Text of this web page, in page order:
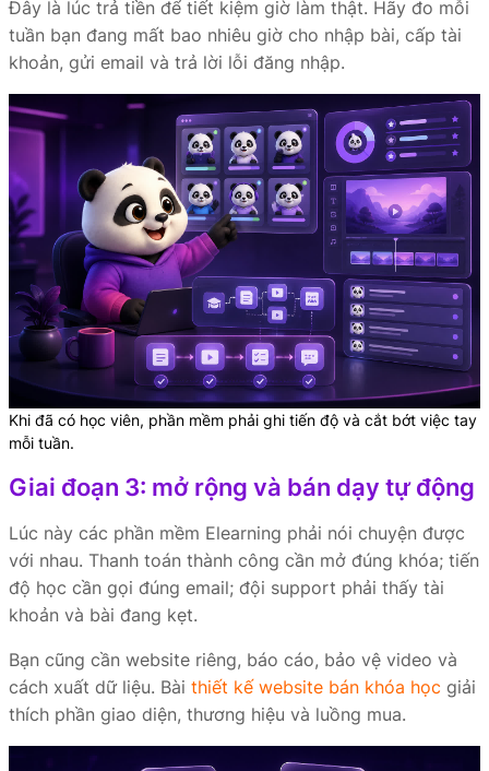
Đây là lúc trả tiền để tiết kiệm giờ làm thật. Hãy đo mỗi
tuần bạn đang mất bao nhiêu giờ cho nhập bài, cấp tài
khoản, gửi email và trả lời lỗi đăng nhập.
Khi đã có học viên, phần mềm phải ghi tiến độ và cắt bớt việc tay
mỗi tuần.
Giai đoạn 3: mở rộng và bán dạy tự động
Lúc này các phần mềm Elearning phải nói chuyện được
với nhau. Thanh toán thành công cần mở đúng khóa; tiến
độ học cần gọi đúng email; đội support phải thấy tài
khoản và bài đang kẹt.
Bạn cũng cần website riêng, báo cáo, bảo vệ video và
cách xuất dữ liệu. Bài thiết kế website bán khóa học giải
thích phần giao diện, thương hiệu và luồng mua.